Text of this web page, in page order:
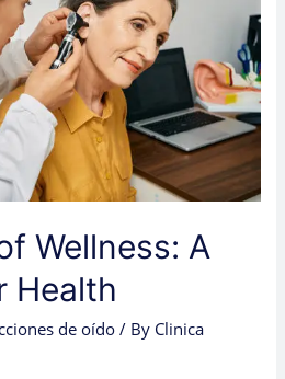
Wellness: A
Health
de oído/ By Clinica